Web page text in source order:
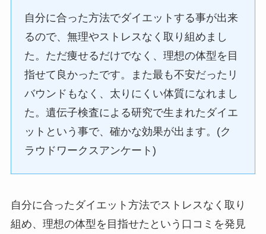
自分に合った方法でダイエットする事が出来
るので、無理やストレスなく取り組めまし
た。ただ痩せるだけでなく、理想の体型を目
指せて良かったです。また最も不安だったリ
バウンドもなく、太りにくい体質になれまし
た。遺伝子検査による研究で生まれたダイエ
ットという事で、確かな効果が出ます。(ク
ラウドワークスアンケート)
自分に合ったダイエット方法でストレスなく取り
組め、理想の体型を目指せたという口コミを発見